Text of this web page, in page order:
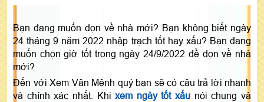
Bạn đang muốn dọn về nhà mới? Bạn không biết ngày
24 tháng 9 năm 2022 nhập trạch tốt hay xấu? Bạn đang
muốn chọn giờ tốt trong ngày 24/9/2022 đề dọn về nhà
mới?
Đến với Xem Vận Mệnh quý bạn sẽ có câu trả lời nhanh
và chính xác nhất. Khixem ngày tốt xấu nói chung và